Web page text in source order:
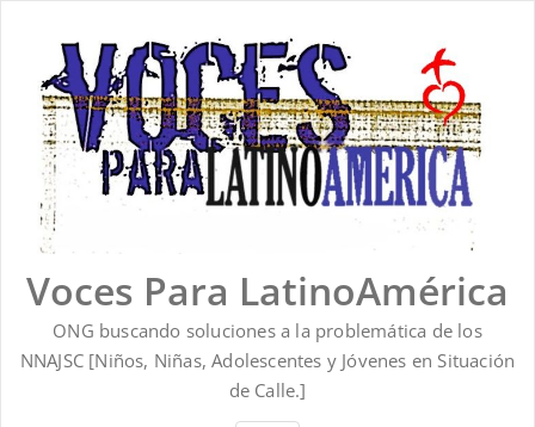
contenido
Voces Para LatinoAmérica
ONG buscando soluciones a la problemática de los
NNAJSC [Niños, Niñas, Adolescentes y Jóvenes en Situación
de Calle.]